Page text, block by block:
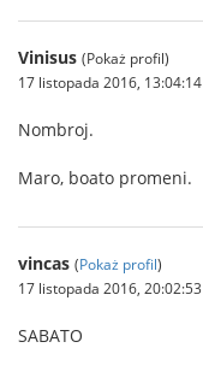
Vinisus (Pokaż profil)
17 listopada 2016, 13:04:14
Nombroj.
Maro, boato promeni.
vincas (Pokaż profil)
17 listopada 2016, 20:02:53
SABATO